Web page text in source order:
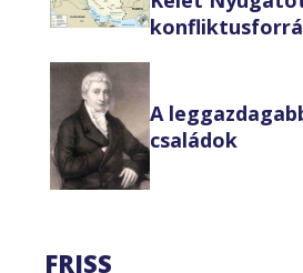
A
családok
FRISS